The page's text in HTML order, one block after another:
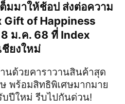
มมาให้ช้อป ส่งต่อความ
Gift of Happiness
ม.ค. 68 ที่ Index
ยงใหม่
นด้วยคาราวานสินค้าสุด
พร้อมสิทธิพิเศษมากมาย
ปีใหม่ รีบไปกันด่วน!